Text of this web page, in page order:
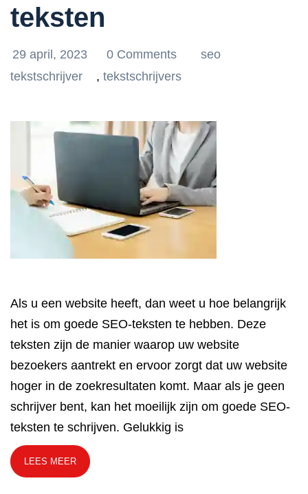
teksten
29 april, 2023 0 Comments
seo
tekstschrijver
, tekstschrijvers
Als u een website heeft, dan weet u hoe belangrijk
het is om goede SEO-teksten te hebben. Deze
teksten zijn de manier waarop uw website
bezoekers aantrekt en ervoor zorgt dat uw website
hoger in de zoekresultaten komt. Maar als je geen
schrijver bent, kan het moeilijk zijn om goede SEO-
teksten te schrijven. Gelukkig is
LEES MEER